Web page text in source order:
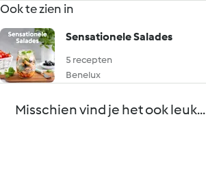
Ook te zien in
Sensationele Salades
5 recepten
Benelux
Misschien vind je het ook leuk...